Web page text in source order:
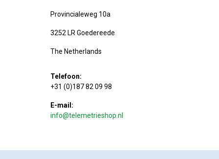
Provincialeweg 10a
3252 LR Goedereede
The Netherlands
Telefoon:
+31 (0)187 82 09 98
E-mail:
info@telemetrieshop.nl